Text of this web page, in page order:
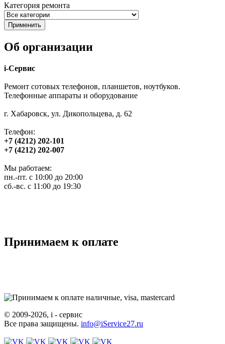
Категория ремонта
Об организации
i-Сервис
Ремонт сотовых телефонов, планшетов, ноутбуков.
Телефонные аппараты и оборудование
г. Хабаровск, ул. Дикопольцева, д. 62
Телефон:
+7 (4212) 202-101
+7 (4212) 202-007
Мы работаем:
пн.-пт. с 10:00 до 20:00
сб.-вс. с 11:00 до 19:30
Принимаем к оплате
© 2009-2026, i - сервис
Все права защищены. info@iService27.ru